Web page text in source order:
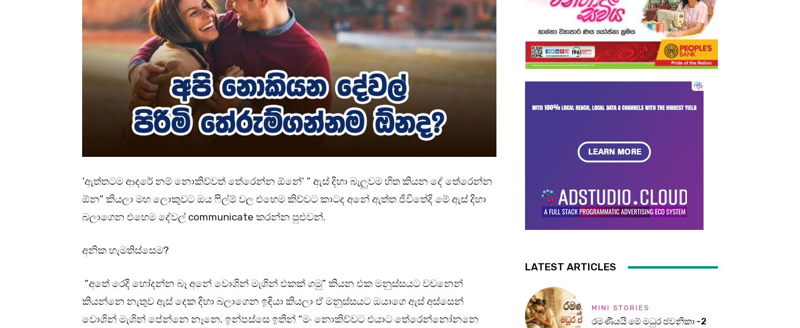
‘ඇත්තටම ආදරේ නම් නොකිව්වත් තේරෙන්න ඕනේ’ ” ඇස් දිහා බැලුවම හිත කියන දේ තේරෙන්න
ඕන” කියලා මහ ලොකුවට ඔය ෆිල්ම් වල එහෙම කිව්වට කාටද අනේ ඇත්ත ජිවිතේදි මේ ඇස් දිහා
බලාගෙන එහෙම දේවල් communicate කරන්න පුළුවන්.
අනික හැමතිස්සෙම?
“අතේ රෙදි හෝදන්න බෑ අනේ වොශින් මැශින් එකක් ගමු” කියන එක මනුස්සයට වචනෙන්
කියන්නෙ නැතුව ඇස් දෙක දිහා බලාගෙන ඉඳියා කියලා ඒ මනුස්සයට ඔයාගෙ ඇස් අස්සෙන්
වොශින් මැශින් පේන්නෙ නෑනෙ. ඉන්පස්සෙ ඉතින් “මං නොකිව්වට එයාට තේරෙන්නෝනනෙ
LATEST ARTICLES
MINI STORIES
රමණීයයි මේ මධුර ජවනිකා -2